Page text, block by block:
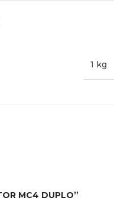
1 kg
MC4 DUPLO”